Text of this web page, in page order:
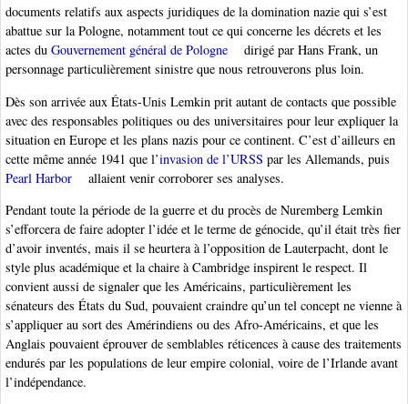
documents relatifs aux aspects juridiques de la domination nazie qui s’est
abattue sur la Pologne, notamment tout ce qui concerne les décrets et les
actes du Gouvernement général de Pologne
dirigé par Hans Frank, un
personnage particulièrement sinistre que nous retrouverons plus loin.
Dès son arrivée aux États-Unis Lemkin prit autant de contacts que possible
avec des responsables politiques ou des universitaires pour leur expliquer la
situation en Europe et les plans nazis pour ce continent. C’est d’ailleurs en
cette même année 1941 que l’invasion de l’URSS par les Allemands, puis
Pearl Harbor
allaient venir corroborer ses analyses.
Pendant toute la période de la guerre et du procès de Nuremberg Lemkin
s’efforcera de faire adopter l’idée et le terme de génocide, qu’il était très fier
d’avoir inventés, mais il se heurtera à l’opposition de Lauterpacht, dont le
style plus académique et la chaire à Cambridge inspirent le respect. Il
convient aussi de signaler que les Américains, particulièrement les
sénateurs des États du Sud, pouvaient craindre qu’un tel concept ne vienne à
s’appliquer au sort des Amérindiens ou des Afro-Américains, et que les
Anglais pouvaient éprouver de semblables réticences à cause des traitements
endurés par les populations de leur empire colonial, voire de l’Irlande avant
l’indépendance.